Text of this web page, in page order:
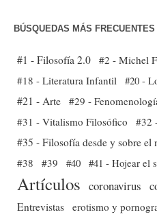
BÚSQUEDAS MÁS FRECUENTES
#1 - Filosofía 2.0 #2 - Michel
#18 - Literatura Infantil #20 -
#21 - Arte #29 -
#31 - Vitalismo Filosófico
#32
#35 - Filosofía desde y sobre el
#38
#39 #40 #41 - Hojear el
Artículos coronavirus
Entrevistas erotismo y